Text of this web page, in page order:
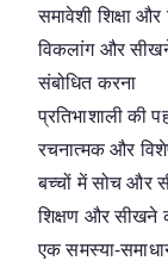
समावेशी शिक्षा
विकलांग और
संबोधित करना
प्रतिभाशाली की
रचनात्मक और
बच्चों में सोच और
शिक्षण और सीखने
एक समस्या-